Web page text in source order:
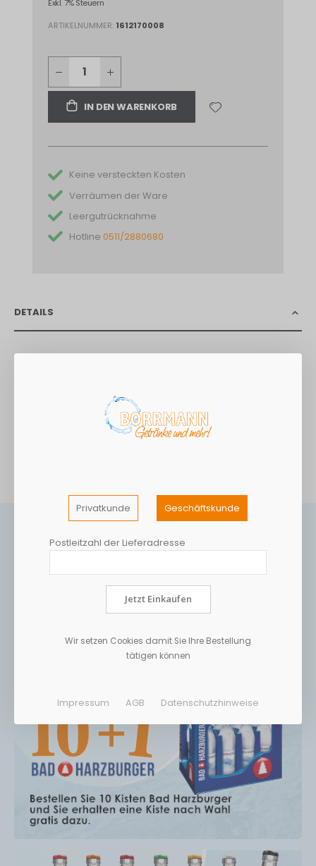
Exkl. 7% Steuern
ARTIKELNUMMER 1612170008
IN DEN WARENKORB
Keine versteckten Kosten
Verräumen der Ware
Leergutrücknahme
Hotline 0511/2880680
DETAILS
verschiedenen edlen Designs und 100 lustigen Sprüchen und
Privatkunde Geschäftskunde
Postleitzahl der Lieferadresse
Jetzt Einkaufen
Wir setzen Cookies damit Sie Ihre Bestellung
tätigen können
Impressum AGB Datenschutzhinweise